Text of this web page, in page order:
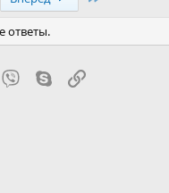
ответы.
Viber SkypeСсылка